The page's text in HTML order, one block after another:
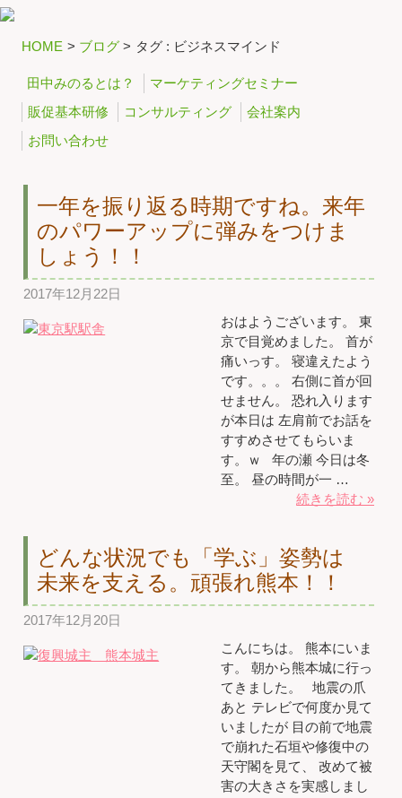
HOME > ブログ > タグ : ビジネスマインド
田中みのるとは？
マーケティングセミナー
販促基本研修
コンサルティング
会社案内
お問い合わせ
一年を振り返る時期ですね。来年
のパワーアップに弾みをつけま
しょう！！
2017年12月22日
おはようございます。 東
京で目覚めました。 首が
痛いっす。 寝違えたよう
です。。。 右側に首が回
せません。 恐れ入ります
が本日は 左肩前でお話を
すすめさせてもらいま
す。ｗ 年の瀬 今日は冬
至。 昼の時間が一 …
続きを読む »
どんな状況でも「学ぶ」姿勢は
未来を支える。頑張れ熊本！！
2017年12月20日
こんにちは。 熊本にいま
す。 朝から熊本城に行っ
てきました。 地震の爪
あと テレビで何度か見て
いましたが 目の前で地震
で崩れた石垣や修復中の
天守閣を見て、 改めて被
害の大きさを実感しまし